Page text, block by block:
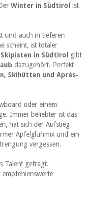
Winter in Südtirol ist
und auch in tieferen
scheint, ist totaler
Skipisten in Südtirol
gibt
dazugehört. Perfekt
Skihütten und Après-
oder einem
Immer beliebter ist das
hat sich der Aufstieg
Apfelglühmix und ein
vergessen.
Talent gefragt.
empfehlenswerte